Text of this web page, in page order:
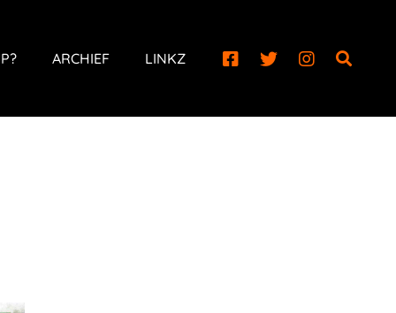
ARCHIEF LINKZ